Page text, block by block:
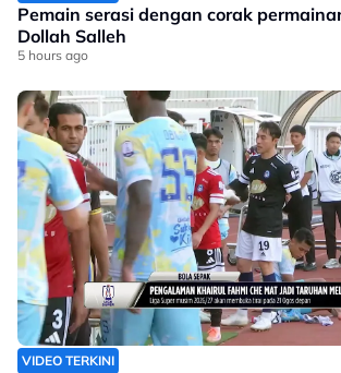
Pemain serasi dengan corak
Dollah Salleh
5 hours ago
VIDEO TERKINI